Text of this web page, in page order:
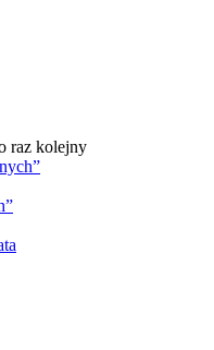
raz kolejny